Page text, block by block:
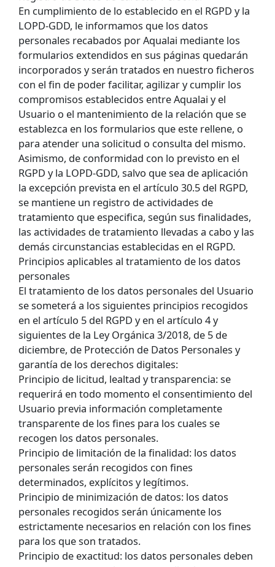
En cumplimiento de lo establecido en el RGPD y la
LOPD-GDD, le informamos que los datos
personales recabados por Aqualai mediante los
formularios extendidos en sus páginas quedarán
incorporados y serán tratados en nuestro ficheros
con el fin de poder facilitar, agilizar y cumplir los
compromisos establecidos entre Aqualai y el
Usuario o el mantenimiento de la relación que se
establezca en los formularios que este rellene, o
para atender una solicitud o consulta del mismo.
Asimismo, de conformidad con lo previsto en el
RGPD y la LOPD-GDD, salvo que sea de aplicación
la excepción prevista en el artículo 30.5 del RGPD,
se mantiene un registro de actividades de
tratamiento que especifica, según sus finalidades,
las actividades de tratamiento llevadas a cabo y las
demás circunstancias establecidas en el RGPD.
Principios aplicables al tratamiento de los datos
personales
El tratamiento de los datos personales del Usuario
se someterá a los siguientes principios recogidos
en el artículo 5 del RGPD y en el artículo 4 y
siguientes de la Ley Orgánica 3/2018, de 5 de
diciembre, de Protección de Datos Personales y
garantía de los derechos digitales:
Principio de licitud, lealtad y transparencia: se
requerirá en todo momento el consentimiento del
Usuario previa información completamente
transparente de los fines para los cuales se
recogen los datos personales.
Principio de limitación de la finalidad: los datos
personales serán recogidos con fines
determinados, explícitos y legítimos.
Principio de minimización de datos: los datos
personales recogidos serán únicamente los
estrictamente necesarios en relación con los fines
para los que son tratados.
Principio de exactitud: los datos personales deben